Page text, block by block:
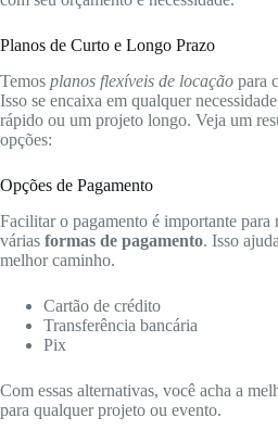
Planos de Curto e Longo Prazo
Temos planos flexíveis de locação para
Isso se encaixa em qualquer
rápido ou um projeto longo. Veja um
opções:
Opções de Pagamento
Facilitar o pagamento é importante para
várias formas de pagamento. Isso
melhor caminho.
Cartão de crédito
Transferência bancária
Pix
Com essas alternativas, você acha a
para qualquer projeto ou evento.